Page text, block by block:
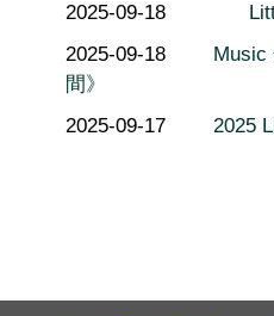
2025-09-18
2025-09-18
Music
間》
2025-09-17
2025